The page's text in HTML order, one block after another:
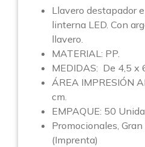
Llavero destapador
linterna LED. Con
llavero.
MATERIAL: PP.
MEDIDAS: De 4,5 x
ÁREA IMPRESIÓN
cm.
EMPAQUE: 50
Promocionales,
(Imprenta)